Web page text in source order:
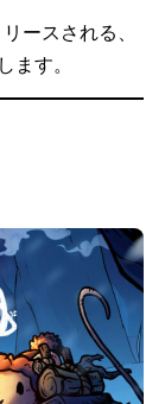
ースされる、
す。